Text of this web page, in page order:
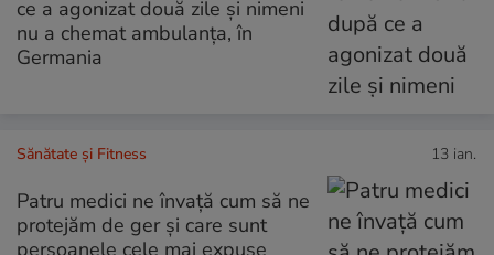
ce a agonizat două zile și nimeni
nu a chemat ambulanța, în
Germania
Sănătate și Fitness 13 ian.
Patru medici ne învață cum să ne
protejăm de ger și care sunt